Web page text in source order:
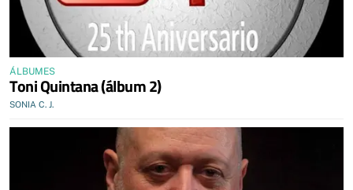
ÁLBUMES
Toni Quintana (álbum 2)
SONIA C. J.